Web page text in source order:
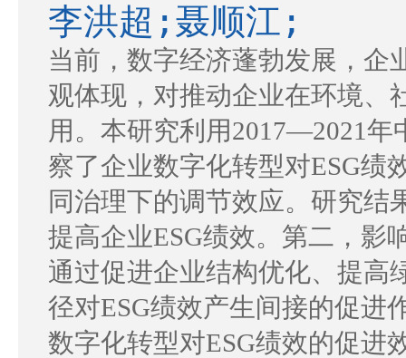
李洪超;聂顺江;
当前，数字经济蓬勃发展，企
观体现，对推动企业在环境、
用。本研究利用2017—2021
察了企业数字化转型对ESG绩
同治理下的调节效应。研究结
提高企业ESG绩效。第二，影
通过促进企业结构优化、提高
径对ESG绩效产生间接的促进
数字化转型对ESG绩效的促进